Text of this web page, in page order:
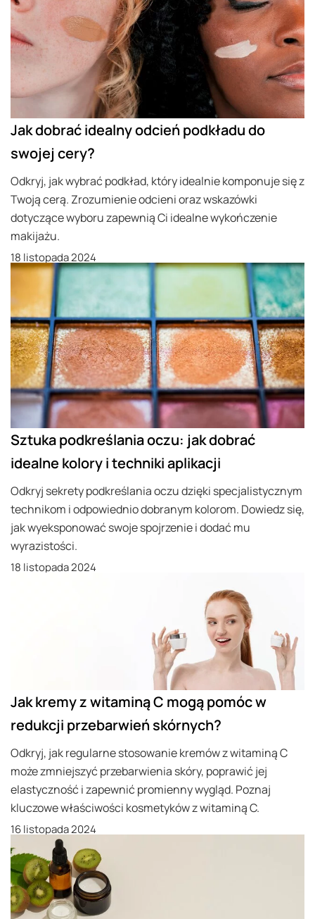
Jak dobrać idealny odcień podkładu do
swojej cery?
Odkryj, jak wybrać podkład, który idealnie komponuje się z
Twoją cerą. Zrozumienie odcieni oraz wskazówki
dotyczące wyboru zapewnią Ci idealne wykończenie
makijażu.
18 listopada 2024
Sztuka podkreślania oczu: jak dobrać
idealne kolory i techniki aplikacji
Odkryj sekrety podkreślania oczu dzięki specjalistycznym
technikom i odpowiednio dobranym kolorom. Dowiedz się,
jak wyeksponować swoje spojrzenie i dodać mu
wyrazistości.
18 listopada 2024
Jak kremy z witaminą C mogą pomóc w
redukcji przebarwień skórnych?
Odkryj, jak regularne stosowanie kremów z witaminą C
może zmniejszyć przebarwienia skóry, poprawić jej
elastyczność i zapewnić promienny wygląd. Poznaj
kluczowe właściwości kosmetyków z witaminą C.
16 listopada 2024